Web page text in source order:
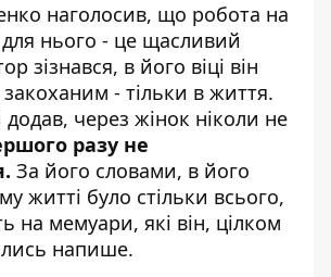
наголосив, що робота на
для нього - це щасливий
зізнався, в його віці він
- тільки в життя.
через жінок ніколи не
разу не
За його словами, в його
житті було стільки всього,
на мемуари, які він, цілком
напише.